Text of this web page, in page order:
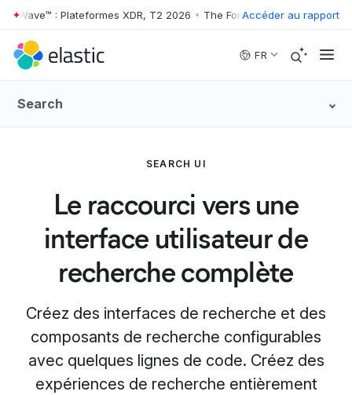
Skip to main content
Wave™ : Plateformes XDR, T2 2026 • The Forrester Wave™ :
Accéder au rapport
FR
Search
SEARCH UI
Le raccourci vers une
interface utilisateur de
recherche complète
Créez des interfaces de recherche et des
composants de recherche configurables
avec quelques lignes de code. Créez des
expériences de recherche entièrement